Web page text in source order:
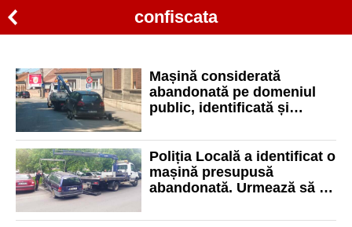
confiscata
Mașină considerată
abandonată pe domeniul
public, identificată și
Poliția Locală a identificat o
mașină presupusă
abandonată. Urmează să fie